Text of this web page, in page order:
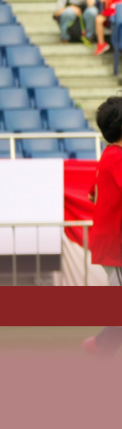
この上でダブ